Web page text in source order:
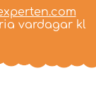
vardagar kl